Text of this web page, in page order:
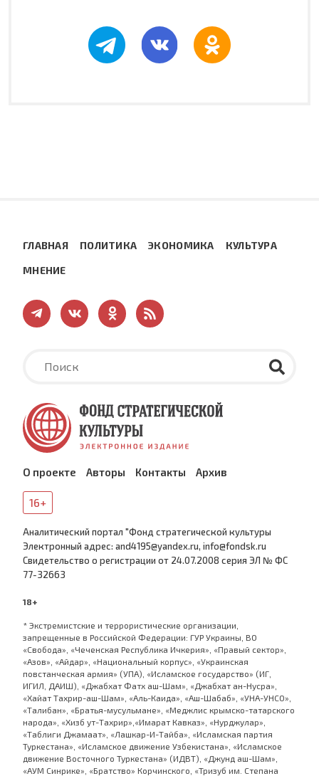
ГЛАВНАЯ ПОЛИТИКА ЭКОНОМИКА КУЛЬТУРА
МНЕНИЕ
О проекте Авторы Контакты Архив
16+
Аналитический портал "Фонд стратегической культуры
Электронный адрес: and4195@yandex.ru, info@fondsk.ru
Cвидетельство о регистрации от 24.07.2008 серия ЭЛ № ФС
77-32663
18+
* Экстремистские и террористические организации,
запрещенные в Российской Федерации: ГУР Украины, ВО
«Свобода», «Чеченская Республика Ичкерия», «Правый сектор»,
«Азов», «Айдар», «Национальный корпус», «Украинская
повстанческая армия» (УПА), «Исламское государство» (ИГ,
ИГИЛ, ДАИШ), «Джабхат Фатх аш-Шам», «Джабхат ан-Нусра»,
«Хайат Тахрир-аш-Шам», «Аль-Каида», «Аш-Шабаб», «УНА-УНСО»,
«Талибан», «Братья-мусульмане», «Меджлис крымско-татарского
народа», «Хизб ут-Тахрир»,«Имарат Кавказ», «Нурджулар»,
«Таблиги Джамаат», «Лашкар-И-Тайба», «Исламская партия
Туркестана», «Исламское движение Узбекистана», «Исламское
движение Восточного Туркестана» (ИДВТ), «Джунд аш-Шам»,
«АУМ Синрике», «Братство» Корчинского, «Тризуб им. Степана